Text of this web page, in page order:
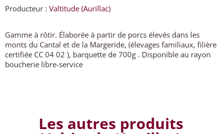
Producteur : Valtitude (Aurillac)
Gamme à rôtir. Élaborée à partir de porcs élevés dans les
monts du Cantal et de la Margeride, (élevages familiaux, filière
certifiée CC 04 02 ), barquette de 700g . Disponible au rayon
boucherie libre-service
Les autres produits